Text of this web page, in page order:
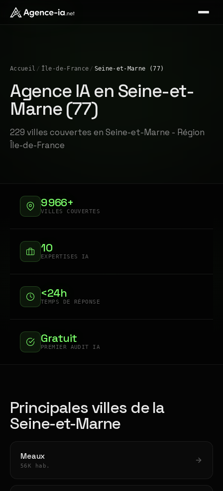
Accueil / Île-de-France / Seine-et-Marne (77)
Agence IA en Seine-et-
Marne (77)
229 villes couvertes en Seine-et-Marne - Région
Île-de-France
9 966+
VILLES COUVERTES
10
EXPERTISES IA
<24h
TEMPS DE RÉPONSE
Gratuit
PREMIER AUDIT IA
Principales villes de la
Seine-et-Marne
Meaux
56K hab.